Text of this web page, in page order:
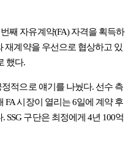
째 자유계약(FA) 자격을 획득하
재계약을 우선으로 협상하고 있
했다.
정적으로 얘기를 나눴다. 선수 측
FA 시장이 열리는 6일에 계약 후
SSG 구단은 최정에게 4년 100억